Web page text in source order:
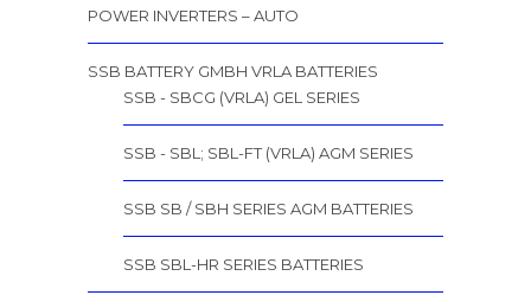
POWER INVERTERS – AUTO
SSB BATTERY GMBH VRLA BATTERIES
SSB - SBCG (VRLA) GEL SERIES
SSB - SBL; SBL-FT (VRLA) AGM SERIES
SSB SB / SBH SERIES AGM BATTERIES
SSB SBL-HR SERIES BATTERIES